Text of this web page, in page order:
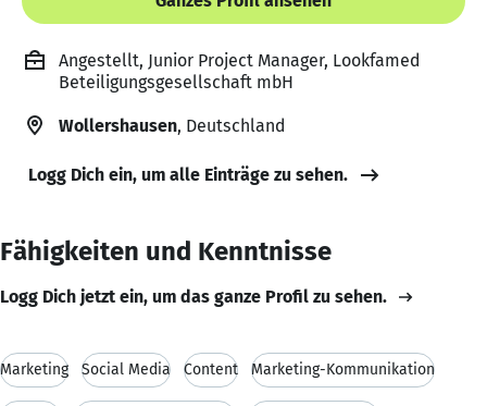
Angestellt, Junior Project Manager, Lookfamed
Beteiligungsgesellschaft mbH
Wollershausen, Deutschland
Logg Dich ein, um alle Einträge zu sehen.
Fähigkeiten und Kenntnisse
Logg Dich jetzt ein, um das ganze Profil zu sehen.
Marketing Social Media Content Marketing-Kommunikation